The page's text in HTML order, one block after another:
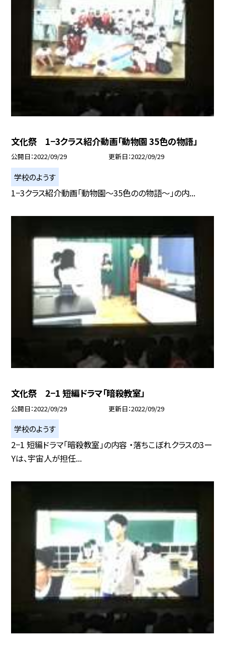
文化祭 1−3クラス紹介動画「動物園 35色の物語」
公開日 2022/09/29 更新日 2022/09/29
学校のようす
1−3クラス紹介動画「動物園〜35色のの物語〜」の内...
文化祭 2−1 短編ドラマ「暗殺教室」
公開日 2022/09/29 更新日 2022/09/29
学校のようす
2−1 短編ドラマ「暗殺教室」の内容 ・落ちこぼれクラスの3ー
Yは、宇宙人が担任...